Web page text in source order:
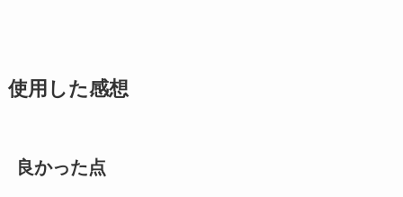
使用した感想
良かった点